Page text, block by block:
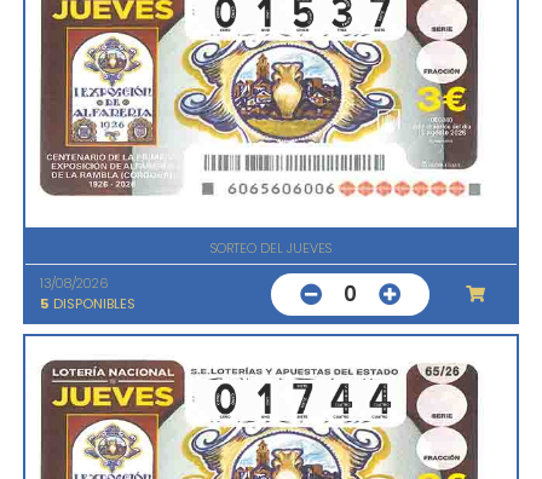
SORTEO DEL JUEVES
13/08/2026
5 DISPONIBLES 0